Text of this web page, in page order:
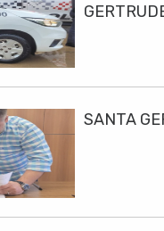
SANTA